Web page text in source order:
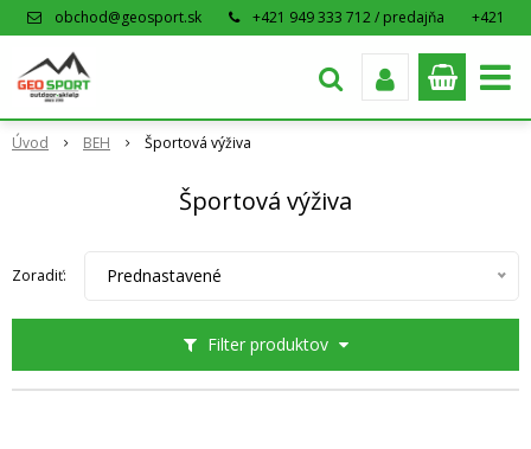
obchod@geosport.sk +421 949 333 712 / predajňa
+421
Úvod BEH Športová výživa
Športová výživa
Filter produktov
Zoradiť: Prednastavené